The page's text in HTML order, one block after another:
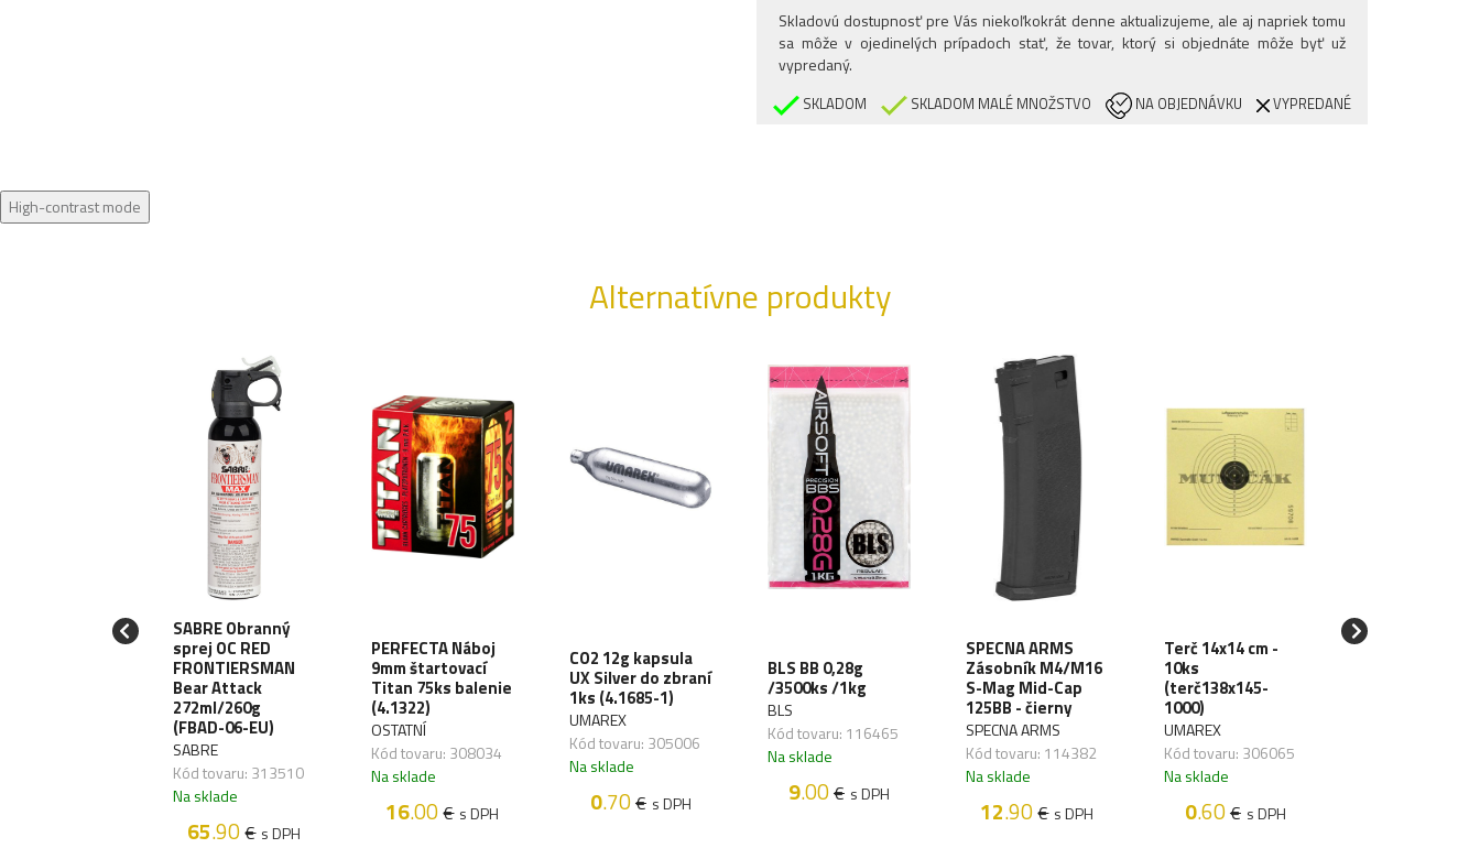
Skladovú dostupnosť pre Vás niekoľkokrát denne aktualizujeme, ale aj napriek tomu
sa môže v ojedinelých prípadoch stať, že tovar, ktorý si objednáte môže byť už
vypredaný.
SKLADOM SKLADOM MALÉ MNOŽSTVO NA OBJEDNÁVKU VYPREDANÉ
High-contrast mode
Alternatívne produkty
SABRE Obranný
sprej OC RED
FRONTIERSMAN
Bear Attack
272ml/260g
(FBAD-06-EU)
SABRE
Kód tovaru: 313510
Na sklade
65.90€ s DPH
PERFECTA Náboj
9mm štartovací
Titan 75ks balenie
(4.1322)
OSTATNÍ
Kód tovaru: 308034
Na sklade
16.00€ s DPH
CO2 12g kapsula
UX Silver do zbraní
1ks (4.1685-1)
UMAREX
Kód tovaru: 305006
Na sklade
0.70€ s DPH
BLS BB 0,28g
/3500ks /1kg
BLS
Kód tovaru: 116465
Na sklade
9.00€ s DPH
SPECNA ARMS
Zásobník M4/M16
S-Mag Mid-Cap
125BB - čierny
SPECNA ARMS
Kód tovaru: 114382
Na sklade
12.90€ s DPH
Terč 14x14 cm -
10ks
(terč138x145-
1000)
UMAREX
Kód tovaru: 306065
Na sklade
0.60€ s DPH
SPECNA ARMS